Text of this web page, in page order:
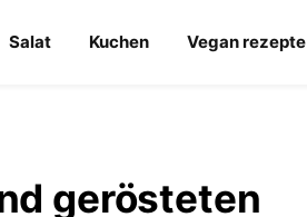
Salat Kuchen Vegan rezepte
gerösteten